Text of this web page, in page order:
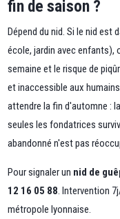
fin de saison ?
Dépend du nid. Si le nid est
école, jardin avec enfants),
semaine et le risque de
et inaccessible aux
attendre la fin d'automne :
seules les fondatrices
abandonné n'est pas
Pour signaler un nid de
12 16 05 88. Intervention
métropole lyonnaise.